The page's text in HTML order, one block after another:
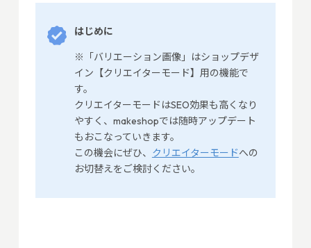
はじめに
※「バリエーション画像」はショップデザ
イン【クリエイターモード】用の機能で
す。
クリエイターモードはSEO効果も高くなり
やすく、makeshopでは随時アップデート
もおこなっていきます。
この機会にぜひ、 クリエイターモードへの
お切替えをご検討ください。